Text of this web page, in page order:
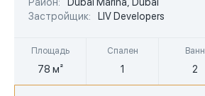
Застройщик:
LIV Developers
Площадь
78 м²
Спален
1
Ванн
2